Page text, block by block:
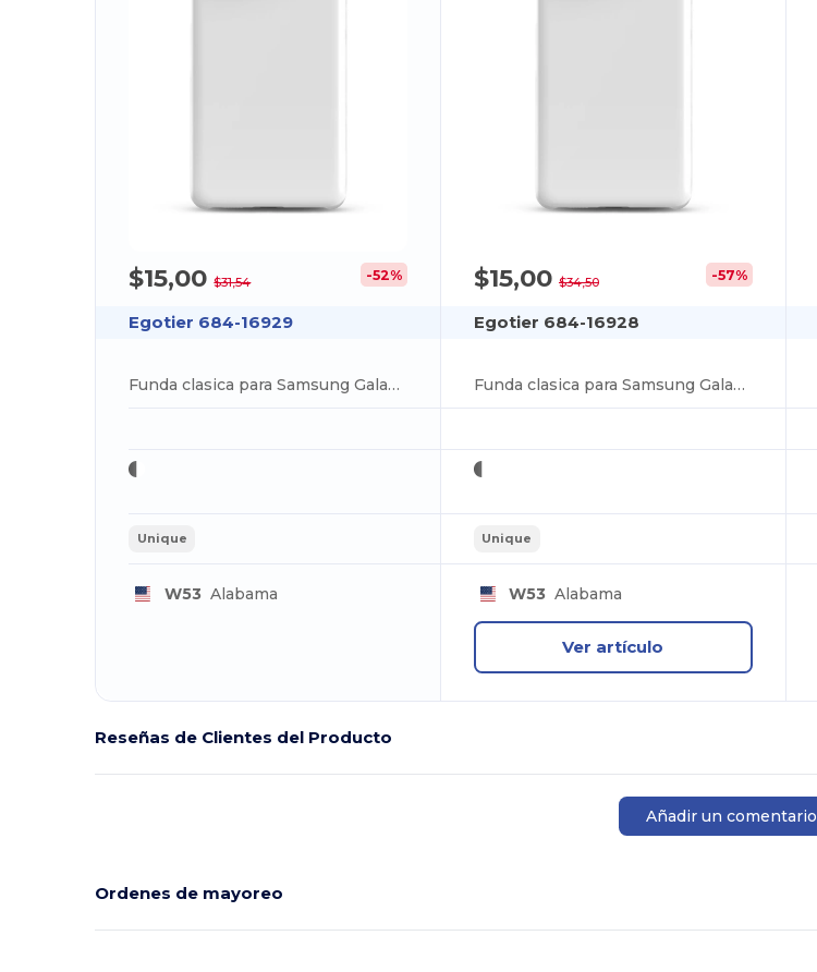
$15,00$31,54 -52%
Egotier 684-16929
Funda clasica para Samsung Galaxy S20 Ultra
Unique
W53 Alabama
$15,00 $34,50 -57%
Egotier 684-16928
Funda clasica para Samsung Galaxy S20 Ultra
Unique
W53 Alabama
Ver artículo
Reseñas de Clientes del Producto
Añadir un comentario
Ordenes de mayoreo